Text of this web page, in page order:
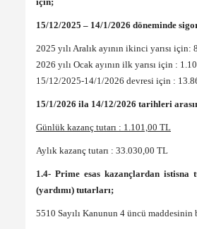
15/12/2025 – 14/1/2026 döneminde
2025 yılı Aralık ayının ikinci yarısı
2026 yılı Ocak ayının ilk yarısı için :
15/12/2025-14/1/2026 devresi için :
15/1/2026 ila 14/12/2026 tarihleri
Günlük kazanç tutarı : 1.101,00 TL
Aylık kazanç tutarı : 33.030,00 TL
1.4- Prime esas kazançlardan istisna
(yardımı) tutarları;
5510 Sayılı Kanunun 4 üncü maddesinin